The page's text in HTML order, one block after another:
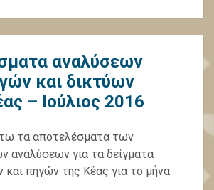
αναλύσεων
και δικτύων
– Ιούλιος 2016
τα αποτελέσματα των
αναλύσεων για τα δείγματα
και πηγών της Κέας για το μήνα